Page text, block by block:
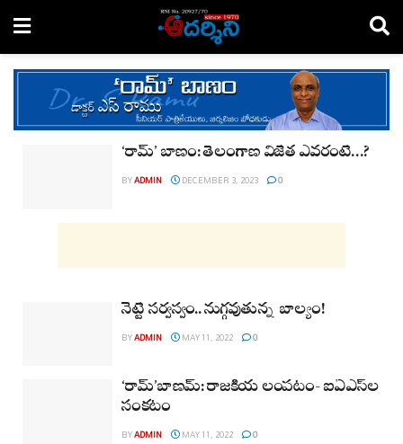
Ramu Suravajjula
‘రామ్’ బాణం: తెలంగాణ విజేత ఎవరంటే…?
BYADMIN DECEMBER 3, 2023 0
నెట్టే సర్వస్వం.. నుగ్గవుతున్న బాల్యం!
BYADMIN MAY 11, 2022 0
‘రామ్’బాణమ్: రాజకీయ లంపటం- ఐఏఎస్‌ల
సంకటం
BYADMIN MAY 11, 2022 0